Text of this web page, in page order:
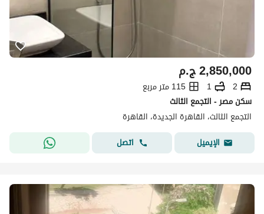
ج.م2,850,000
2
1
115 متر مربع
سكن مصر - التجمع الثالث
التجمع الثالث، القاهرة الجديدة، القاهرة
الإيميل
اتصل